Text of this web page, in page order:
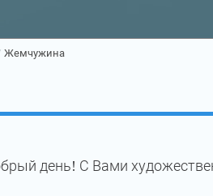
Жемчужина
день! С Вами